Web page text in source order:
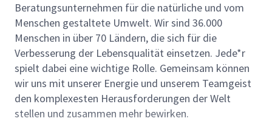
Beratungsunternehmen für die natürliche und vom
Menschen gestaltete Umwelt. Wir sind 36.000
Menschen in über 70 Ländern, die sich für die
Verbesserung der Lebensqualität einsetzen. Jede*r
spielt dabei eine wichtige Rolle. Gemeinsam können
wir uns mit unserer Energie und unserem Teamgeist
den komplexesten Herausforderungen der Welt
stellen und zusammen mehr bewirken.